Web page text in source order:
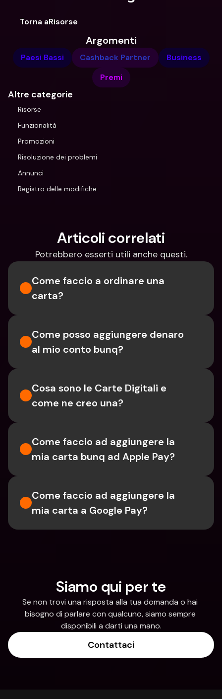
Torna aRisorse
Argomenti
Paesi Bassi Cashback Partner
Business
Premi
Altre categorie
Risorse
Funzionalità
Promozioni
Risoluzione dei problemi
Annunci
Registro delle modifiche
Articoli correlati
Potrebbero esserti utili anche questi.
Come faccio a ordinare una
carta?
Come posso aggiungere denaro
al mio conto bunq?
Cosa sono le Carte Digitali e
come ne creo una?
Come faccio ad aggiungere la
mia carta bunq ad Apple Pay?
Come faccio ad aggiungere la
mia carta a Google Pay?
Siamo qui per te
Se non trovi una risposta alla tua domanda o hai
bisogno di parlare con qualcuno, siamo sempre
disponibili a darti una mano.
Contattaci